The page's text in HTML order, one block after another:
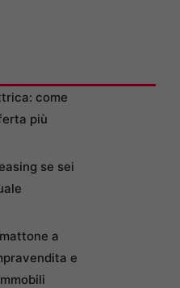
come
più
se sei
a
e